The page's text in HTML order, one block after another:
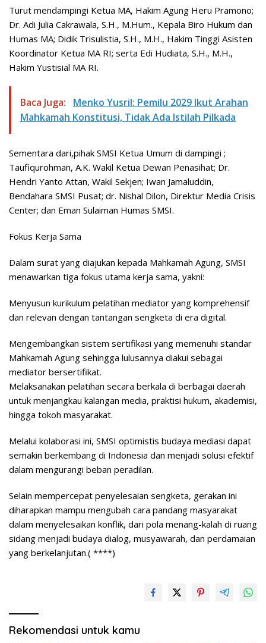
Turut mendampingi Ketua MA, Hakim Agung Heru Pramono;
Dr. Adi Julia Cakrawala, S.H., M.Hum., Kepala Biro Hukum dan
Humas MA; Didik Trisulistia, S.H., M.H., Hakim Tinggi Asisten
Koordinator Ketua MA RI; serta Edi Hudiata, S.H., M.H.,
Hakim Yustisial MA RI.
Baca Juga:
Menko Yusril: Pemilu 2029 Ikut Arahan
Mahkamah Konstitusi, Tidak Ada Istilah Pilkada
Sementara dari,pihak SMSI Ketua Umum di dampingi ;
Taufiqurohman, A.K. Wakil Ketua Dewan Penasihat; Dr.
Hendri Yanto Attan, Wakil Sekjen; Iwan Jamaluddin,
Bendahara SMSI Pusat; dr. Nishal Dilon, Direktur Media Crisis
Center; dan Eman Sulaiman Humas SMSI.
Fokus Kerja Sama
Dalam surat yang diajukan kepada Mahkamah Agung, SMSI
menawarkan tiga fokus utama kerja sama, yakni:
Menyusun kurikulum pelatihan mediator yang komprehensif
dan relevan dengan tantangan sengketa di era digital.
Mengembangkan sistem sertifikasi yang memenuhi standar
Mahkamah Agung sehingga lulusannya diakui sebagai
mediator bersertifikat.
Melaksanakan pelatihan secara berkala di berbagai daerah
untuk menjangkau kalangan media, praktisi hukum, akademisi,
hingga tokoh masyarakat.
Melalui kolaborasi ini, SMSI optimistis budaya mediasi dapat
semakin berkembang di Indonesia dan menjadi solusi efektif
dalam mengurangi beban peradilan.
Selain mempercepat penyelesaian sengketa, gerakan ini
diharapkan mampu mengubah cara pandang masyarakat
dalam menyelesaikan konflik, dari pola menang-kalah di ruang
sidang menjadi budaya dialog, musyawarah, dan perdamaian
yang berkelanjutan.( ****)
Rekomendasi untuk kamu